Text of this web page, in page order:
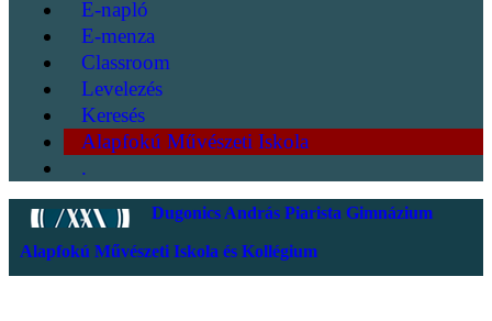
E-napló
E-menza
Classroom
Levelezés
Keresés
Alapfokú Művészeti Iskola
.
Dugonics András Piarista Gimnázium
Alapfokú Művészeti Iskola és Kollégium